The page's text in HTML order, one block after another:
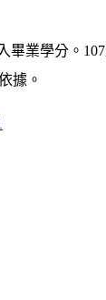
業學分。
據。